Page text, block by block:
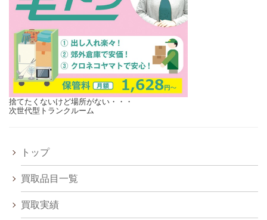
捨てたくないけど場所がない・・・
次世代型トランクルーム
トップ
買取品目一覧
買取実績